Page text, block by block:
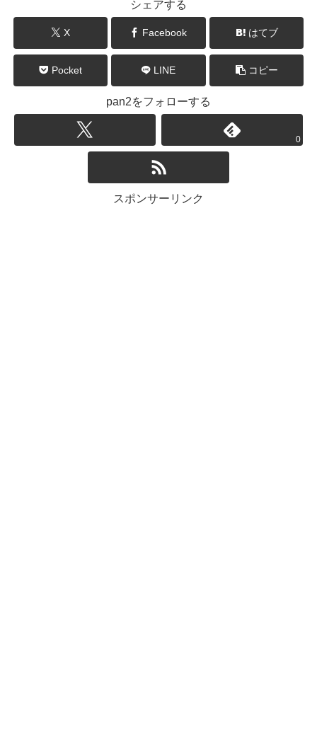
シェアする
X Facebook はてブ
Pocket LINE コピー
pan2をフォローする
0
スポンサーリンク